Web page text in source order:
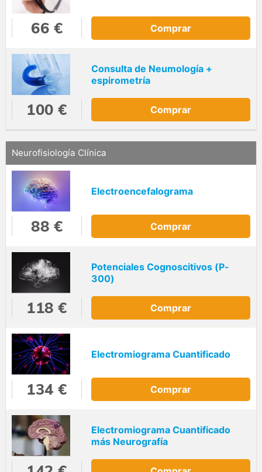
66 € Comprar
Consulta de Neumología +
espirometría
100 € Comprar
Neurofisiología Clínica
Electroencefalograma
88 € Comprar
Potenciales Cognoscitivos (P-
300)
118 € Comprar
Electromiograma Cuantificado
134 € Comprar
Electromiograma Cuantificado
más Neurografía